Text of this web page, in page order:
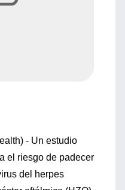
- Un estudio
el riesgo de padecer
del herpes